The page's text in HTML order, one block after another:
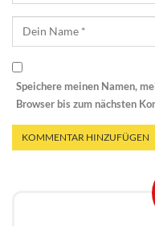
Speichere meinen Namen,
Browser bis zum nächsten